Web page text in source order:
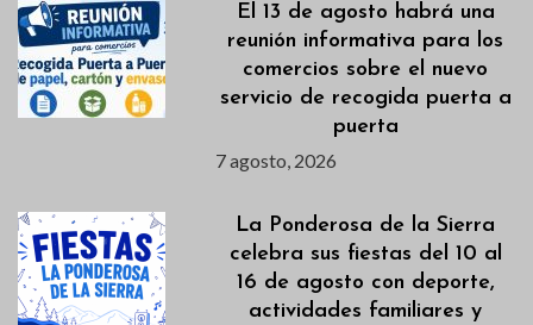
El 13 de agosto habrá una
reunión informativa para los
comercios sobre el nuevo
servicio de recogida puerta a
puerta
7 agosto, 2026
La Ponderosa de la Sierra
celebra sus fiestas del 10 al
16 de agosto con deporte,
actividades familiares y